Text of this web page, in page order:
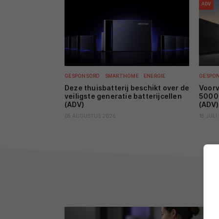
GESPONSORD SMARTHOME ENERGIE
Deze thuisbatterij beschikt over de
veiligste generatie batterijcellen
(ADV)
05 AUGUSTUS 2026
ADV
(ADV)
15